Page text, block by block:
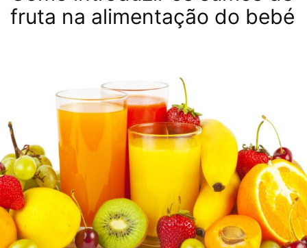
fruta na alimentação do bebé